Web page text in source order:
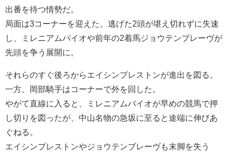
出番を待つ情勢だ。
局面は3コーナーを迎えた。逃げた2頭が堪え切れずに失速
し、ミレニアムバイオや前年の2着馬ジョウテンブレーヴが
先頭を争う展開に。
それらのすぐ後ろからエイシンプレストンが進出を図る。
一方、岡部騎手はコーナーで外を回した。
やがて直線に入ると、ミレニアムバイオが早めの競馬で押
し切りを図ったが、中山名物の急坂に至ると途端に伸びあ
ぐねる。
エイシンプレストンやジョウテンブレーヴも末脚を失う